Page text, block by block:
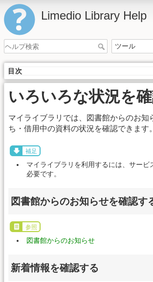
Limedio Library Help
目次
いろいろな状況を
マイライブラリでは、図書館からのお知
ち・借用中の資料の状況を確認できます。
補足
マイライブラリを利用するには、サービ
必要です。
図書館からのお知らせを確認す
参照
図書館からのお知らせ
新着情報を確認する